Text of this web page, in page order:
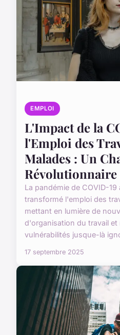
EMPLOI
L'Impact de la
l'Emploi des
Malades : Un
La pandémie de COVID-
transformé l'emploi des
mettant en lumière de
d'organisation du travail et
vulnérabilités jusque-là
17 septembre 2025